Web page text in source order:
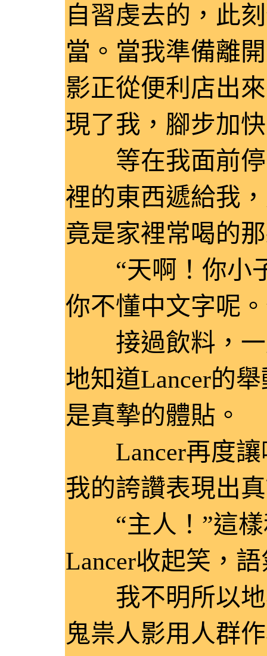
自習虔去的，此
當。當我準備離
影正從便利店出
現了我，腳步加
等在我面前停
裡的東西遞給我
竟是家裡常喝的
“天啊！你小子
你不懂中文字呢
接過飲料，一
地知道Lancer的
是真摯的體貼。
Lancer再度讓
我的誇讚表現出
“主人！”這樣
Lancer收起笑，
我不明所以地
鬼祟人影用人群